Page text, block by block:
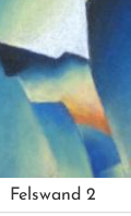
Felswand 2